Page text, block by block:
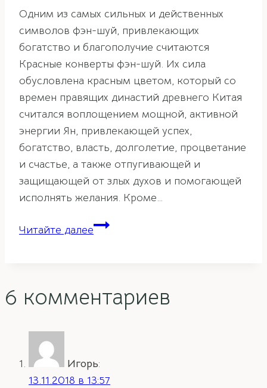
Одним из самых сильных и действенных
символов фэн-шуй, привлекающих
богатство и благополучие считаются
Красные конверты фэн-шуй. Их сила
обусловлена красным цветом, который со
времен правящих династий древнего Китая
считался воплощением мощной, активной
энергии Ян, привлекающей успех,
богатство, власть, долголетие, процветание
и счастье, а также отпугивающей и
защищающей от злых духов и помогающей
исполнять желания. Кроме…
Читайте далееКрасные
6 комментариев
Игорь:
13.11.2018 в 13:57